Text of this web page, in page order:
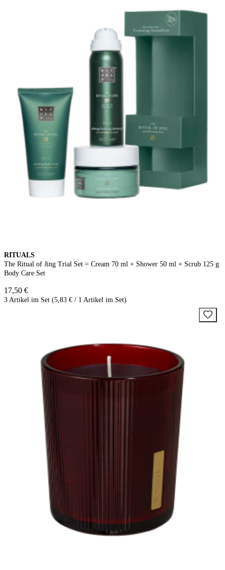
RITUALS
The Ritual of Jing Trial Set = Cream 70 ml + Shower 50 ml + Scrub 125 g
Body Care Set
17,50 €
3 Artikel im Set (5,83 € / 1 Artikel im Set)